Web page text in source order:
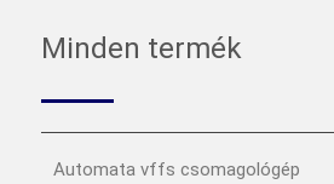
Minden termék
Automata vffs csomagológép